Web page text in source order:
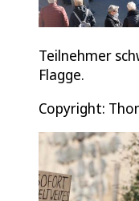
Teilnehmer
Flagge.
Copyright: